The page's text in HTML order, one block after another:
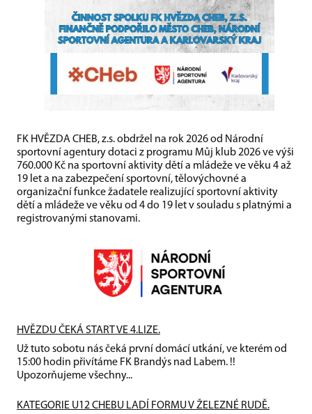
FK HVĚZDA CHEB, z.s. obdržel na rok 2026 od Národní
sportovní agentury dotaci z programu Můj klub 2026 ve výši
760.000 Kč na sportovní aktivity dětí a mládeže ve věku 4 až
19 let a na zabezpečení sportovní, tělovýchovné a
organizační funkce žadatele realizující sportovní aktivity
dětí a mládeže ve věku od 4 do 19 let v souladu s platnými a
registrovanými stanovami.
HVĚZDU ČEKÁ START VE 4.LIZE.
Už tuto sobotu nás čeká první domácí utkání, ve kterém od
15:00 hodin přivítáme FK Brandýs nad Labem. !!
Upozorňujeme všechny...
KATEGORIE U12 CHEBU LADÍ FORMU V ŽELEZNÉ RUDĚ.